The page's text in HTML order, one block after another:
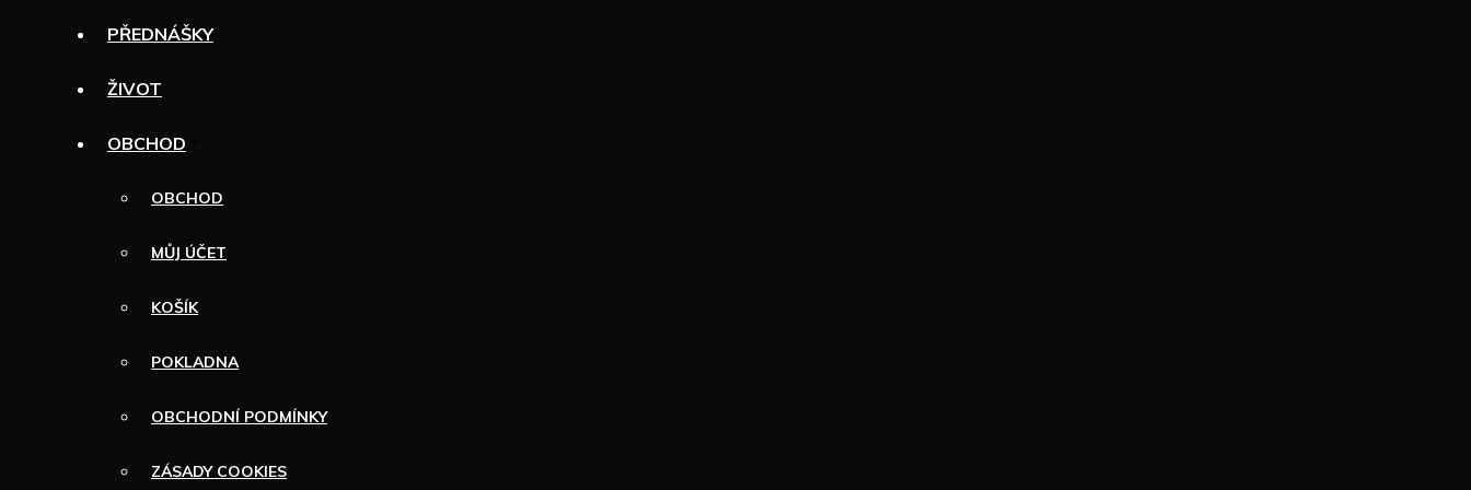
PŘEDNÁŠKY
ŽIVOT
OBCHOD
OBCHOD
MŮJ ÚČET
KOŠÍK
POKLADNA
OBCHODNÍ PODMÍNKY
ZÁSADY COOKIES